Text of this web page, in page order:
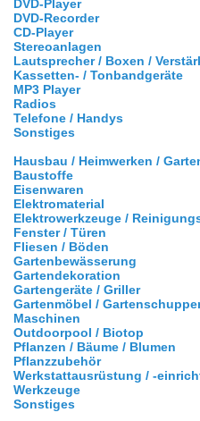
DVD-Player
DVD-Recorder
CD-Player
Stereoanlagen
Lautsprecher / Boxen /
Kassetten- / Tonbandgeräte
MP3 Player
Radios
Telefone / Handys
Sonstiges
Hausbau / Heimwerken /
Baustoffe
Eisenwaren
Elektromaterial
Elektrowerkzeuge /
Fenster / Türen
Fliesen / Böden
Gartenbewässerung
Gartendekoration
Gartengeräte / Griller
Gartenmöbel /
Maschinen
Outdoorpool / Biotop
Pflanzen / Bäume / Blumen
Pflanzzubehör
Werkstattausrüstung / -
Werkzeuge
Sonstiges